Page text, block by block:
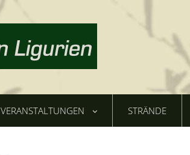
VERANSTALTUNGEN STRÄNDE